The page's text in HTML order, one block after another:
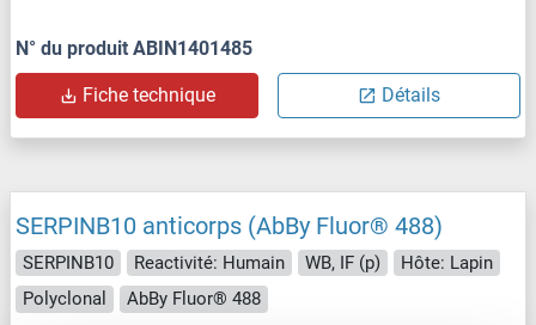
N° du produit ABIN1401485
Fiche technique Détails
SERPINB10 anticorps (AbBy Fluor® 488)
SERPINB10 Reactivité: Humain WB, IF (p)
Hôte: Lapin
Polyclonal
AbBy Fluor® 488